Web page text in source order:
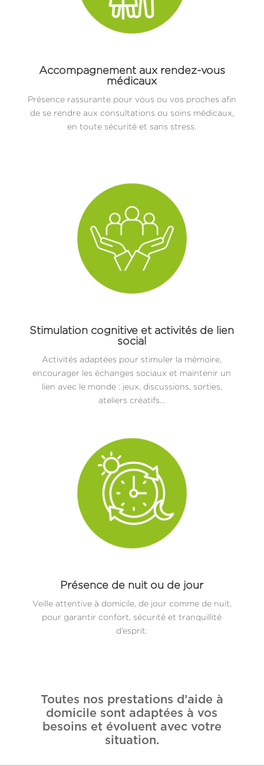
Accompagnement aux rendez-vous
médicaux
Présence rassurante pour vous ou vos proches afin
de se rendre aux consultations ou soins médicaux,
en toute sécurité et sans stress.
Stimulation cognitive et activités de lien
social
Activités adaptées pour stimuler la mémoire,
encourager les échanges sociaux et maintenir un
lien avec le monde : jeux, discussions, sorties,
ateliers créatifs…
Présence de nuit ou de jour
Veille attentive à domicile, de jour comme de nuit,
pour garantir confort, sécurité et tranquillité
d’esprit.
Toutes nos prestations d’aide à
domicile sont adaptées à vos
besoins et évoluent avec votre
situation.